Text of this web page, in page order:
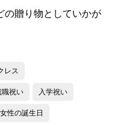
の贈り物としていかが
レス
職祝い 入学祝い
女性の誕生日